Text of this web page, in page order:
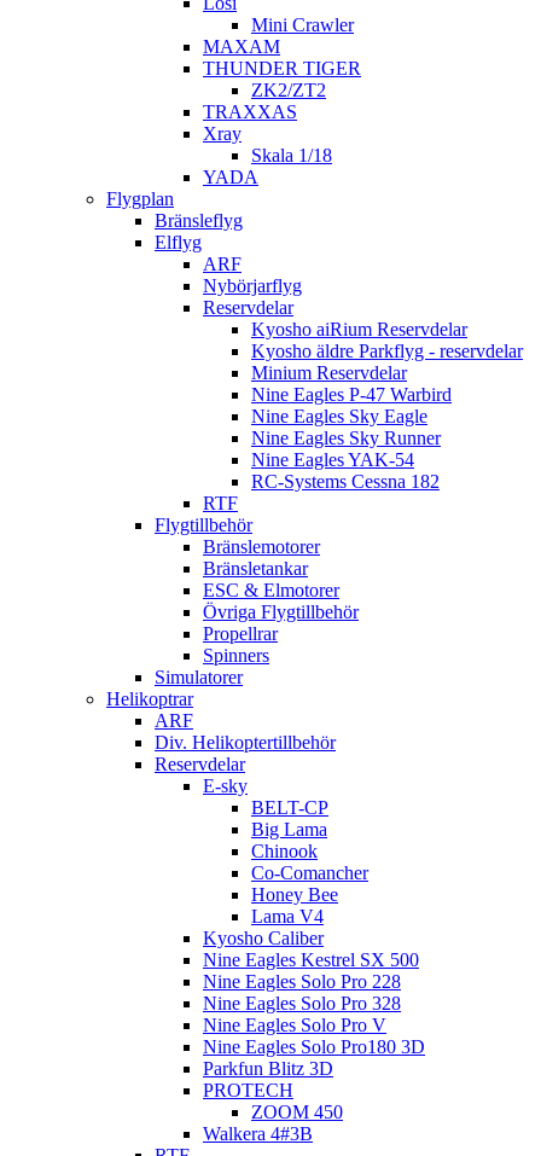
Mini Crawler
MAXAM
THUNDER TIGER
ZK2/ZT2
TRAXXAS
Xray
Skala 1/18
YADA
Flygplan
Bränsleflyg
Elflyg
ARF
Nybörjarflyg
Reservdelar
Kyosho aiRium Reservdelar
Kyosho äldre Parkflyg - reservdelar
Minium Reservdelar
Nine Eagles P-47 Warbird
Nine Eagles Sky Eagle
Nine Eagles Sky Runner
Nine Eagles YAK-54
RC-Systems Cessna 182
RTF
Flygtillbehör
Bränslemotorer
Bränsletankar
ESC & Elmotorer
Övriga Flygtillbehör
Propellrar
Spinners
Simulatorer
Helikoptrar
ARF
Div. Helikoptertillbehör
Reservdelar
E-sky
BELT-CP
Big Lama
Chinook
Co-Comancher
Honey Bee
Lama V4
Kyosho Caliber
Nine Eagles Kestrel SX 500
Nine Eagles Solo Pro 228
Nine Eagles Solo Pro 328
Nine Eagles Solo Pro V
Nine Eagles Solo Pro180 3D
Parkfun Blitz 3D
PROTECH
ZOOM 450
Walkera 4#3B